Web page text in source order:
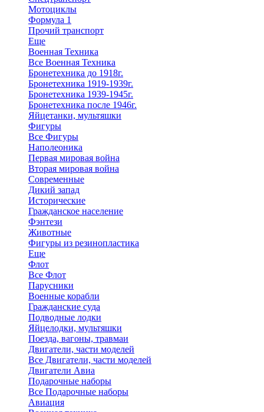
Мотоциклы
Формула 1
Прочий транспорт
Еще
Военная Техника
Все Военная Техника
Бронетехника до 1918г.
Бронетехника 1919-1939г.
Бронетехника 1939-1945г.
Бронетехника после 1946г.
Яйцетанки, мультяшки
Фигуры
Все Фигуры
Наполеоника
Первая мировая война
Вторая мировая война
Современные
Дикий запад
Исторические
Гражданское население
Фэнтези
Животные
Фигуры из резинопластика
Еще
Флот
Все Флот
Парусники
Военные корабли
Гражданские суда
Подводные лодки
Яйцелодки, мультяшки
Поезда, вагоны, травмаи
Двигатели, части моделей
Все Двигатели, части моделей
Двигатели Авиа
Подарочные наборы
Все Подарочные наборы
Авиация